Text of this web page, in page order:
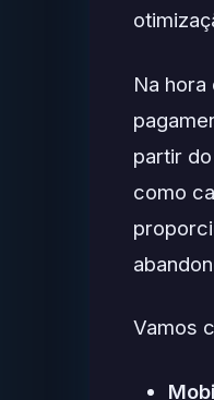
Na
partir
como
Vamos